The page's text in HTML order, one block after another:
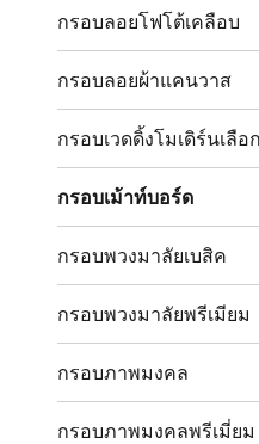
กรอบลอยโฟโต้เคลือบ
กรอบลอยผ้าแคนวาส
กรอบเวดดิ้งโมเดิร์นเลือ
กรอบเม้าท์บอร์ด
กรอบพวงมาลัยเบสิค
กรอบพวงมาลัยพรีเมียม
กรอบภาพมงคล
กรอบภาพมงคลพรีเมี่ยม